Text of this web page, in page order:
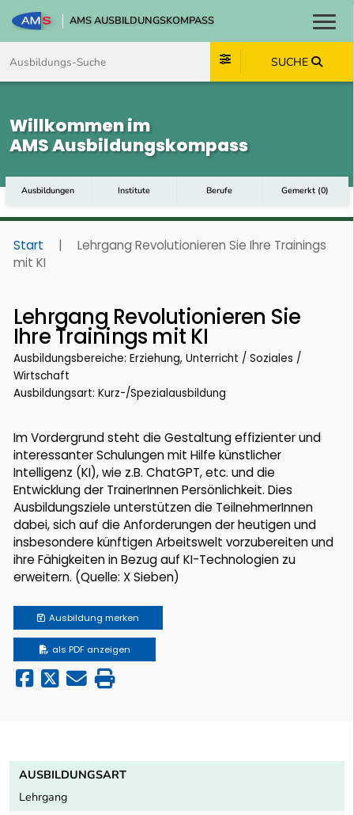
AMS AUSBILDUNGSKOMPASS
SUCHE
Willkommen im
AMS Ausbildungskompass
Ausbildungen Institute Berufe Gemerkt (0)
Start |
Lehrgang Revolutionieren Sie Ihre Trainings
mit KI
Lehrgang Revolutionieren Sie
Ihre Trainings mit KI
Ausbildungsbereiche: Erziehung, Unterricht / Soziales /
Wirtschaft
Ausbildungsart: Kurz-/Spezialausbildung
Im Vordergrund steht die Gestaltung effizienter und
interessanter Schulungen mit Hilfe künstlicher
Intelligenz (KI), wie z.B. ChatGPT, etc. und die
Entwicklung der TrainerInnen Persönlichkeit. Dies
Ausbildungsziele unterstützen die TeilnehmerInnen
dabei, sich auf die Anforderungen der heutigen und
insbesondere künftigen Arbeitswelt vorzubereiten und
ihre Fähigkeiten in Bezug auf KI-Technologien zu
erweitern. (Quelle: X Sieben)
Ausbildung merken
als PDF anzeigen
AUSBILDUNGSART
Lehrgang